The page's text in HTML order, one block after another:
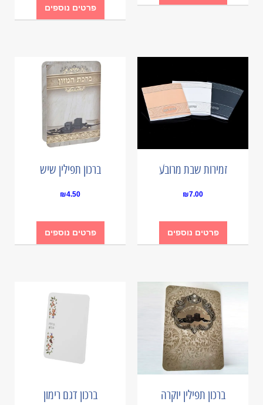
פרטים נוספים
זמירות שבת מרובע
₪7.00
פרטים נוספים
ברכון תפילין שיש
₪4.50
פרטים נוספים
ברכון תפילין יוקרה ברכון דגם רימון